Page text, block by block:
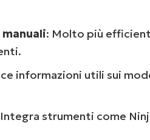
: Molto più
informazioni utili sui
strumenti come